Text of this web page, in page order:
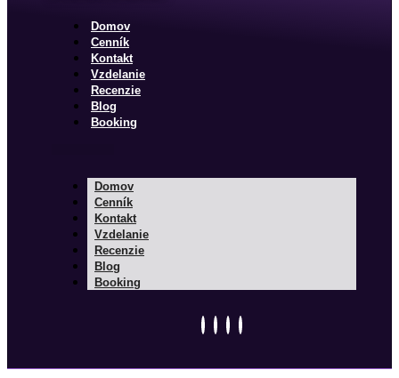
Domov
Cenník
Kontakt
Vzdelanie
Recenzie
Blog
Booking
Domov
Cenník
Kontakt
Vzdelanie
Recenzie
Blog
Booking